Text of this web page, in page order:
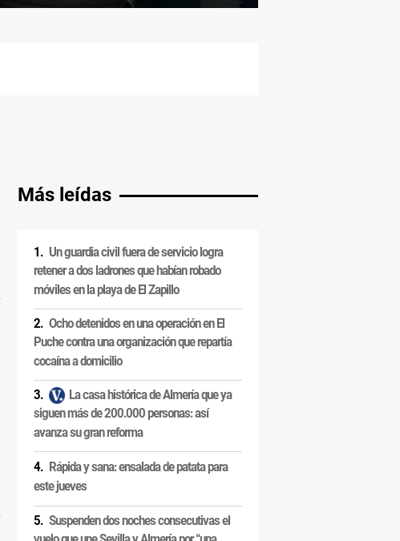
Más leídas
Un guardia civil fuera de servicio logra
retener a dos ladrones que habían robado
móviles en la playa de El Zapillo
Ocho detenidos en una operación en El
Puche contra una organización que repartía
cocaína a domicilio
La casa histórica de Almería que ya
siguen más de 200.000 personas: así
avanza su gran reforma
Rápida y sana: ensalada de patata para
este jueves
Suspenden dos noches consecutivas el